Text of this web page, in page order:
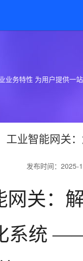
业务特性 为用户提供
工业智能网关
发布时间：